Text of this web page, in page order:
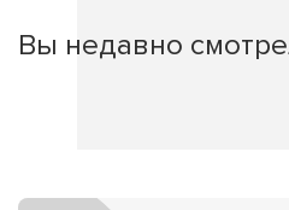
Вы недавно